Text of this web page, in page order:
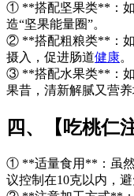
① **搭配坚果类**：如
造“坚果能量圈”。
② **搭配粗粮类**：如
摄入，促进肠道健康。
③ **搭配水果类**：如
果昔，清新解腻又营养
四、【吃桃仁
① **适量食用**：虽然
议控制在10克以内，避